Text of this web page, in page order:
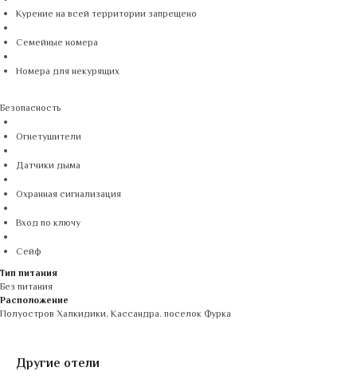
Курение на всей территории запрещено
Семейные номера
Номера для некурящих
Безопасность
Огнетушители
Датчики дыма
Охранная сигнализация
Вход по ключу
Сейф
Тип питания
Без питания
Расположение
Полуостров Халкидики, Кассандра. поселок Фурка
Другие отели